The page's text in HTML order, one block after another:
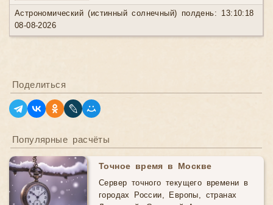
Астрономический (истинный солнечный) полдень: 13:10:18
08-08-2026
Поделиться
Популярные расчёты
Точное время в Москве
Сервер точного текущего времени в
городах России, Европы, странах